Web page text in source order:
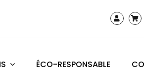
ÉCO-RESPONSABLE